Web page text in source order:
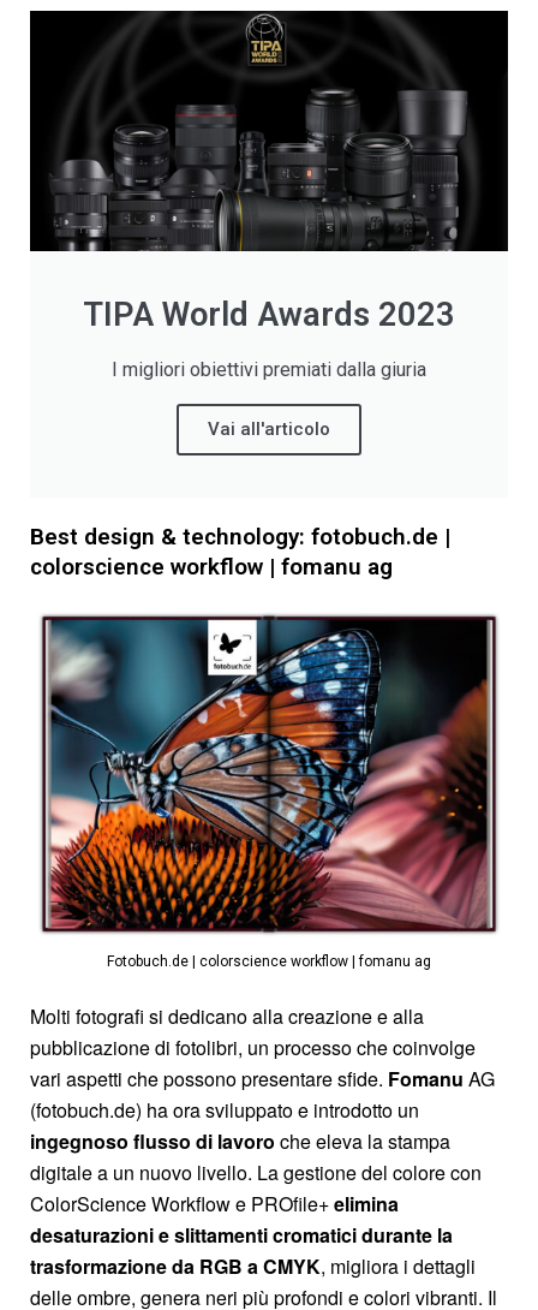
TIPA World Awards 2023
I migliori obiettivi premiati dalla giuria
Vai all'articolo
Best design & technology: fotobuch.de |
colorscience workflow | fomanu ag
Fotobuch.de | colorscience workflow | fomanu ag
Molti fotografi si dedicano alla creazione e alla
pubblicazione di fotolibri, un processo che coinvolge
vari aspetti che possono presentare sfide. Fomanu AG
(fotobuch.de) ha ora sviluppato e introdotto un
ingegnoso flusso di lavoro che eleva la stampa
digitale a un nuovo livello. La gestione del colore con
ColorScience Workflow e PROfile+elimina
desaturazioni e slittamenti cromatici durante la
trasformazione da RGB a CMYK, migliora i dettagli
delle ombre, genera neri più profondi e colori vibranti. Il